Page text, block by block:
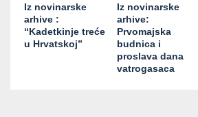
Iz novinarske
arhive :
“Kadetkinje treće
u Hrvatskoj”
Iz novinarske
arhive:
Prvomajska
budnica i
proslava dana
vatrogasaca